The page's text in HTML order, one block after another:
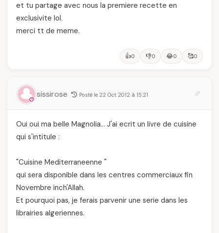
et tu partage avec nous la premiere recette en
exclusivite lol.
merci tt de meme.
👍0 👎0 😂0 🥰0
sissirose Posté le 22 Oct 2012 à 15:21
Oui oui ma belle Magnolia… J'ai ecrit un livre de cuisine
qui s'intitule :
"Cuisine Mediterraneenne "
qui sera disponible dans les centres commerciaux fin
Novembre inch'Allah.
Et pourquoi pas, je ferais parvenir une serie dans les
librairies algeriennes.